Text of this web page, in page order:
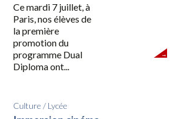
Ce mardi 7 juillet, à
Paris, nos élèves de
la première
promotion du
programme Dual
Diploma ont...
Culture / Lycée